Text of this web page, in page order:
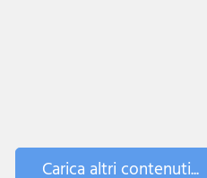
Carica altri contenuti...